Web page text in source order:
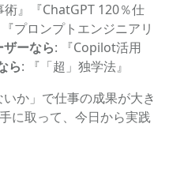
術』『ChatGPT 120％仕
『プロンプトエンジニアリ
ーなら: 『Copilot活用
ら: 『「超」独学法』
か」で仕事の成果が大き
に取って、今日から実践